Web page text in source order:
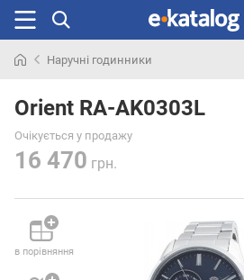
раніше
Наручні годинники
Orient RA-AK0303L
Очікується у продажу
16 470 грн.
в порівняння